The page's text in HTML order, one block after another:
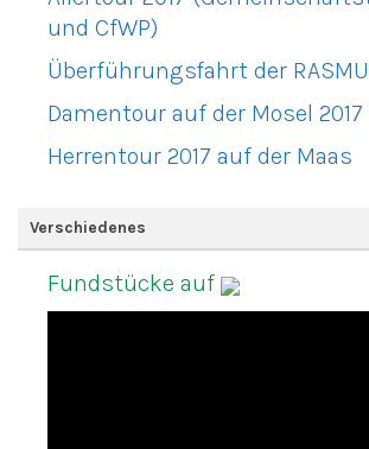
und CfWP)
Überführungsfahrt der
Damentour auf der Mosel 2017
Herrentour 2017 auf der Maas
Verschiedenes
Fundstücke auf